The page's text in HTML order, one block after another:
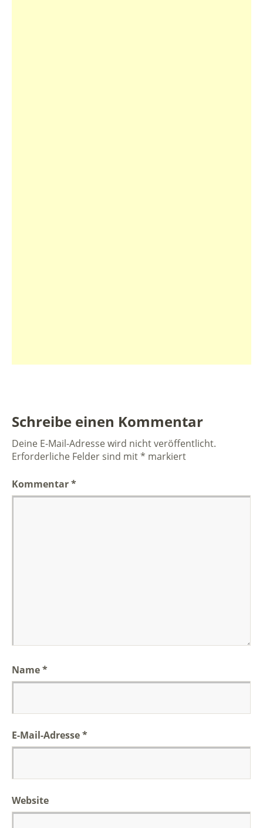
Schreibe einen Kommentar
Deine E-Mail-Adresse wird nicht veröffentlicht.
Erforderliche Felder sind mit* markiert
Kommentar*
Name*
E-Mail-Adresse*
Website